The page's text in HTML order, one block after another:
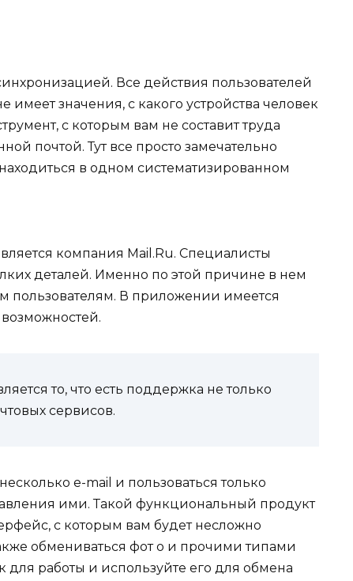
Все действия пользователей
имеет значения, с какого устройства человек
с которым вам не составит труда
почтой. Тут все просто замечательно
в одном систематизированном
компания Mail.Ru. Специалисты
деталей. Именно по этой причине в нем
пользователям. В приложении имеется
то, что есть поддержка не только
сервисов.
e-mail и пользоваться только
ими. Такой функциональный продукт
с которым вам будет несложно
обмениваться фот о и прочими типами
работы и используйте его для обмена